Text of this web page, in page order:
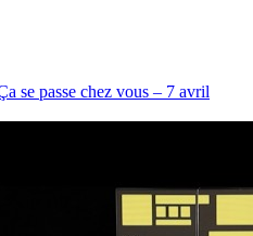
se passe chez vous – 7 avril